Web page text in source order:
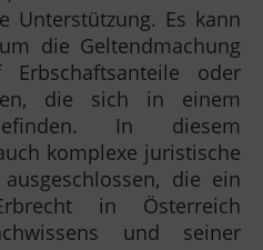
Unterstützung. Es kann
die Geltendmachung
oder
die sich in einem
In diesem
komplexe juristische
die ein
in Österreich
und seiner